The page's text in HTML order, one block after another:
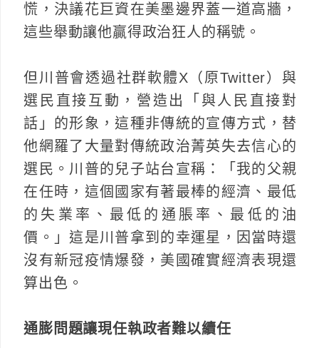
慌，決議花巨資在美墨邊界蓋一道高牆，
這些舉動讓他贏得政治狂人的稱號。
但川普會透過社群軟體X（原Twitter）與
選民直接互動，營造出「與人民直接對
話」的形象，這種非傳統的宣傳方式，替
他網羅了大量對傳統政治菁英失去信心的
選民。川普的兒子站台宣稱：「我的父親
在任時，這個國家有著最棒的經濟、最低
的失業率、最低的通脹率、最低的油
價。」這是川普拿到的幸運星，因當時還
沒有新冠疫情爆發，美國確實經濟表現還
算出色。
通膨問題讓現任執政者難以續任